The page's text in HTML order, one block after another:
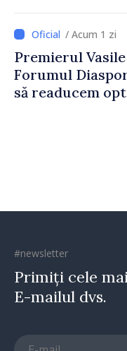
dumneavoastră
construi
puternice”
/ Acum 1 zi
Premierul
Forumul
să readucem
#newsletter
Primiți cele
E-mailul dvs.